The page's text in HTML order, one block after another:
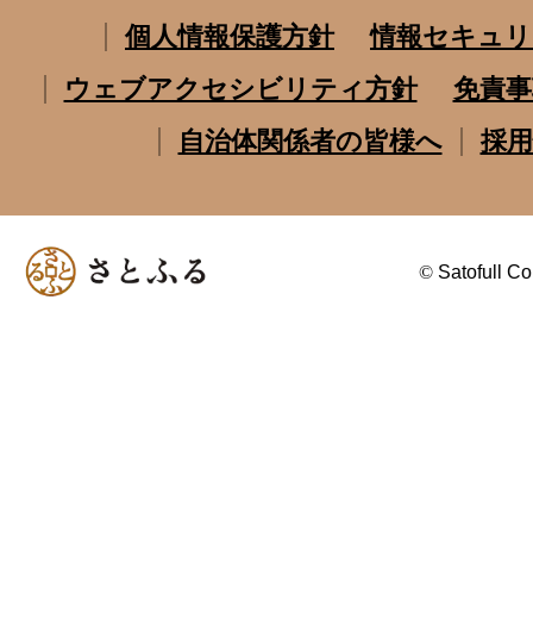
個人情報保護方針
情報セキュ
ウェブアクセシビリティ方針
免責
自治体関係者の皆様へ
採
© Satofull